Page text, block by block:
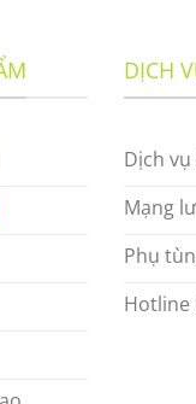
DỊCH
Dịch vụ
Mạng
Phụ
Hotline